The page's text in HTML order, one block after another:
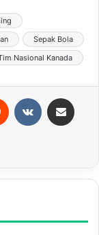
Sepak Bola
Nasional Kanada